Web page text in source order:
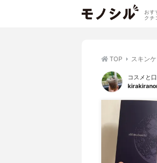
おす
クチ
TOP スキン
コスメと